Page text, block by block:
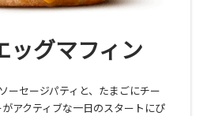
ッグマフィン
ーセージパティと、たまごにチー
アクティブな一日のスタートにぴ